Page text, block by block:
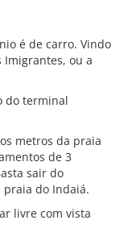
é de carro. Vindo
Imigrantes, ou a
do terminal
metros da praia
de 3
sair do
praia do Indaiá.
livre com vista